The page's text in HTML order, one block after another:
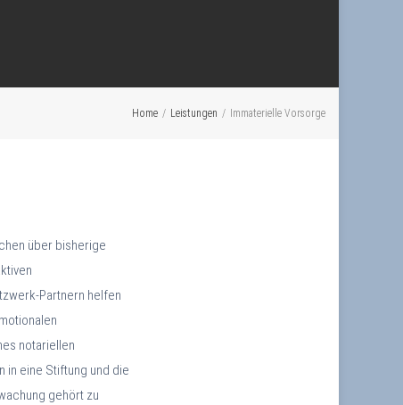
Home / Leistungen / Immaterielle Vorsorge
über bisherige
Partnern helfen
notariellen
in eine Stiftung und die
gehört zu